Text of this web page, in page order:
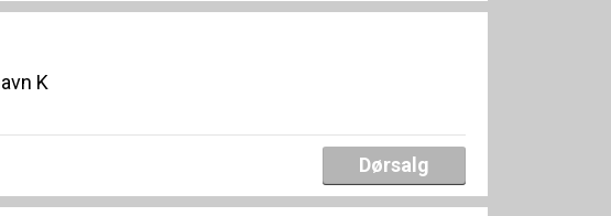
K
Dørsalg